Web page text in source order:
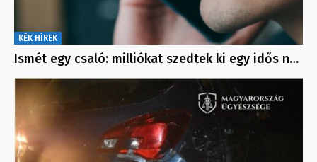
KÉK HÍREK
Ismét egy csaló: milliókat szedtek ki egy idős n…